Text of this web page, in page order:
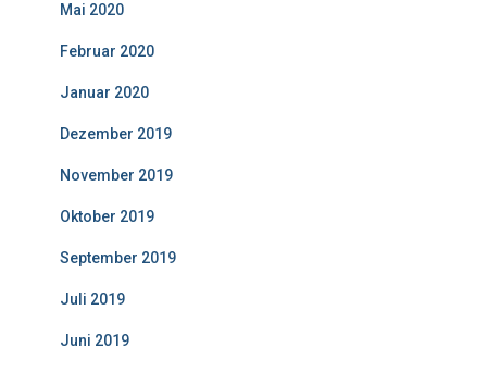
Mai 2020
Februar 2020
Januar 2020
Dezember 2019
November 2019
Oktober 2019
September 2019
Juli 2019
Juni 2019